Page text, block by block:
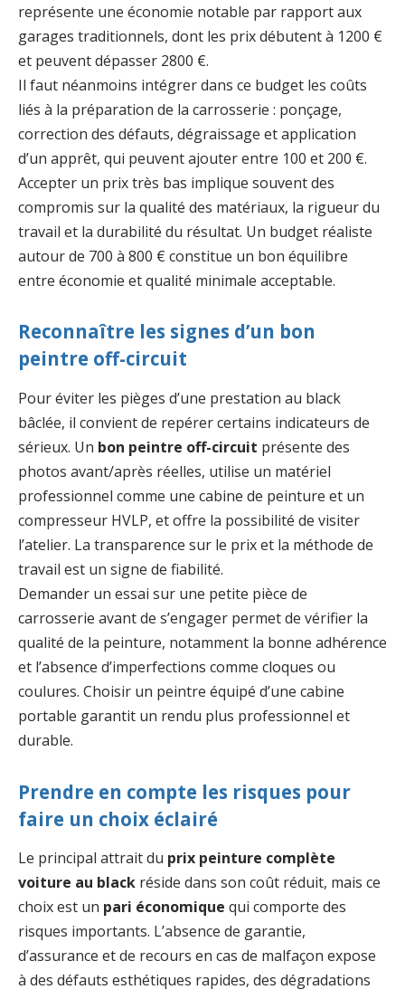
représente une économie notable par rapport aux
garages traditionnels, dont les prix débutent à 1200 €
et peuvent dépasser 2800 €.
Il faut néanmoins intégrer dans ce budget les coûts
liés à la préparation de la carrosserie : ponçage,
correction des défauts, dégraissage et application
d’un apprêt, qui peuvent ajouter entre 100 et 200 €.
Accepter un prix très bas implique souvent des
compromis sur la qualité des matériaux, la rigueur du
travail et la durabilité du résultat. Un budget réaliste
autour de 700 à 800 € constitue un bon équilibre
entre économie et qualité minimale acceptable.
Reconnaître les signes d’un bon
peintre off-circuit
Pour éviter les pièges d’une prestation au black
bâclée, il convient de repérer certains indicateurs de
sérieux. Un bon peintre off-circuit présente des
photos avant/après réelles, utilise un matériel
professionnel comme une cabine de peinture et un
compresseur HVLP, et offre la possibilité de visiter
l’atelier. La transparence sur le prix et la méthode de
travail est un signe de fiabilité.
Demander un essai sur une petite pièce de
carrosserie avant de s’engager permet de vérifier la
qualité de la peinture, notamment la bonne adhérence
et l’absence d’imperfections comme cloques ou
coulures. Choisir un peintre équipé d’une cabine
portable garantit un rendu plus professionnel et
durable.
Prendre en compte les risques pour
faire un choix éclairé
Le principal attrait du prix peinture complète
voiture au black réside dans son coût réduit, mais ce
choix est un pari économique qui comporte des
risques importants. L’absence de garantie,
d’assurance et de recours en cas de malfaçon expose
à des défauts esthétiques rapides, des dégradations